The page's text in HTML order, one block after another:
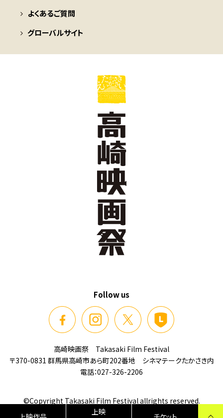
よくあるご質問
グローバルサイト
Follow us
高崎映画祭 Takasaki Film Festival
〒370-0831 群馬県高崎市あら町202番地 シネマテークたかさき内
電話：027-326-2206
©Copyright Takasaki Film Festival allrights reserved.
上映